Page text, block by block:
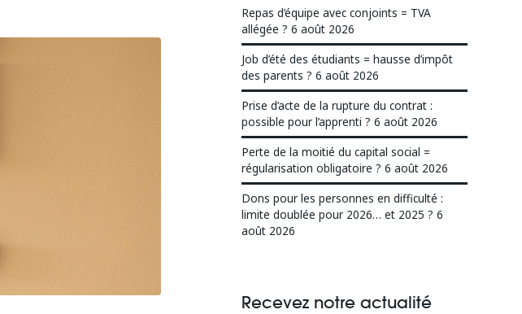
Repas d’équipe avec conjoints = TVA
allégée ? 6 août 2026
Job d’été des étudiants = hausse d’impôt
des parents ? 6 août 2026
Prise d’acte de la rupture du contrat :
possible pour l’apprenti ? 6 août 2026
Perte de la moitié du capital social =
régularisation obligatoire ? 6 août 2026
Dons pour les personnes en difficulté :
limite doublée pour 2026… et 2025 ? 6
août 2026
Recevez notre actualité